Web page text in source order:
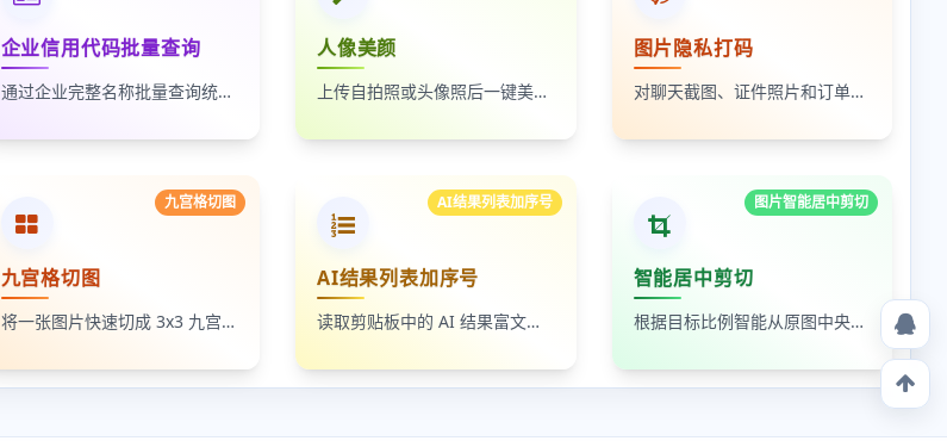
企业信用代码批量查询
通过企业完整名称批量查询统一社会信用代码，适合企业资料整理、名单核验和工商信息匹配
人像美颜
上传自拍照或头像照后一键美颜，支持人像磨皮、提亮和美颜强度调节，适合人物照片快速优化
图片隐私打码
对聊天截图、证件照片和订单页面中的敏感内容进行局部打码，支持多次框选和重复处理
九宫格切图
九宫格切图
将一张图片快速切成 3x3 九宫格小图，支持单张下载和 ZIP 打包下载
AI结果列表加序号
AI结果列表加序号
读取剪贴板中的 AI 结果富文本列表，为 ul、ol 等列表自动补 1-N 序号，支持富文本和纯文本输出
图片智能居中剪切
智能居中剪切
根据目标比例智能从原图中央裁出最大可用区域，适合封面图、缩略图和平台尺寸适配